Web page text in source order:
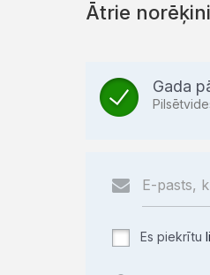
Ātrie norēķini
Gada
Es piekrītu